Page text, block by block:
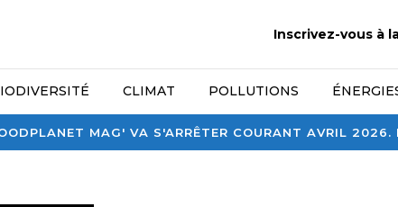
MAG' VA S'ARRÊTER COURANT AVRIL
Inscrivez-vous à
CLIMAT POLLUTIONS